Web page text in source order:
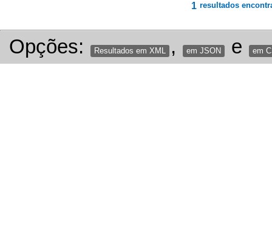
1 resultados
Opções: Resultados em XML , em JSON e em